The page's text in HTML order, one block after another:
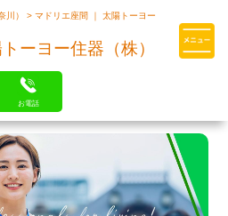
LIXILの厳しい基準を
川）>マドリエ座間 ｜ 太陽トーヨー
ーヨー住器（株）
お電話